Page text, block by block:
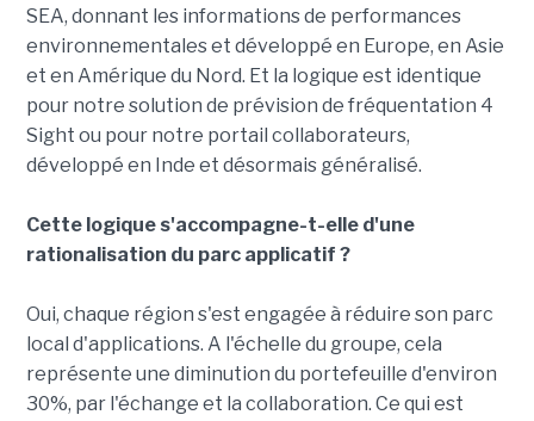
SEA, donnant les informations de performances
environnementales et développé en Europe, en Asie
et en Amérique du Nord. Et la logique est identique
pour notre solution de prévision de fréquentation 4
Sight ou pour notre portail collaborateurs,
développé en Inde et désormais généralisé.
Cette logique s'accompagne-t-elle d'une
rationalisation du parc applicatif ?
Oui, chaque région s'est engagée à réduire son parc
local d'applications. A l'échelle du groupe, cela
représente une diminution du portefeuille d'environ
30%, par l'échange et la collaboration. Ce qui est